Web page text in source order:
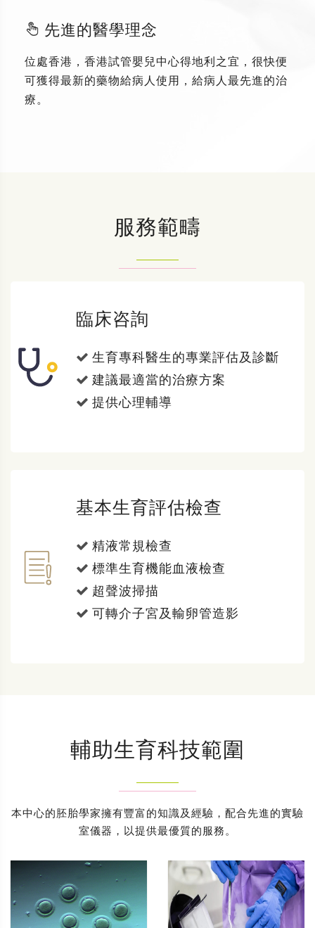
先進的醫學理念
位處香港，香港試管嬰兒中心得地利之宜，很快便
可獲得最新的藥物給病人使用，給病人最先進的治
療。
服務範疇
臨床咨詢
生育專科醫生的專業評估及診斷
建議最適當的治療方案
提供心理輔導
基本生育評估檢查
精液常規檢查
標準生育機能血液檢查
超聲波掃描
可轉介子宮及輸卵管造影
輔助生育科技範圍
本中心的胚胎學家擁有豐富的知識及經驗，配合先進的實驗
室儀器，以提供最優質的服務。